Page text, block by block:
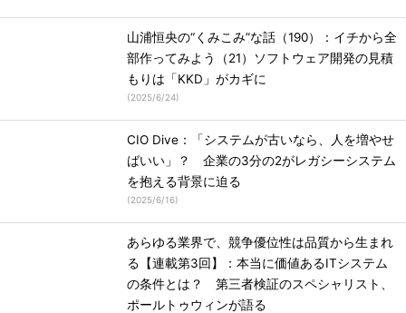
山浦恒央の“くみこみ”な話（190）：イチから全
部作ってみよう（21）ソフトウェア開発の見積
もりは「KKD」がカギに
(2025/6/24)
CIO Dive：「システムが古いなら、人を増やせ
ばいい」？ 企業の3分の2がレガシーシステム
を抱える背景に迫る
(2025/6/16)
あらゆる業界で、競争優位性は品質から生まれ
る【連載第3回】：本当に価値あるITシステム
の条件とは？ 第三者検証のスペシャリスト、
ポールトゥウィンが語る